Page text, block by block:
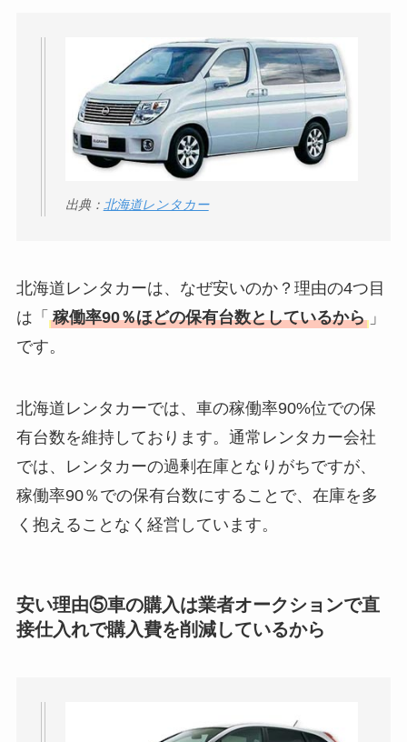
出典： 北海道レンタカー
北海道レンタカーは、なぜ安いのか？理由の4つ目
は「 稼働率90％ほどの保有台数としているから 」
です。
北海道レンタカーでは、車の稼働率90%位での保
有台数を維持しております。通常レンタカー会社
では、レンタカーの過剰在庫となりがちですが、
稼働率90％での保有台数にすることで、在庫を多
く抱えることなく経営しています。
安い理由⑤車の購入は業者オークションで直
接仕入れで購入費を削減しているから